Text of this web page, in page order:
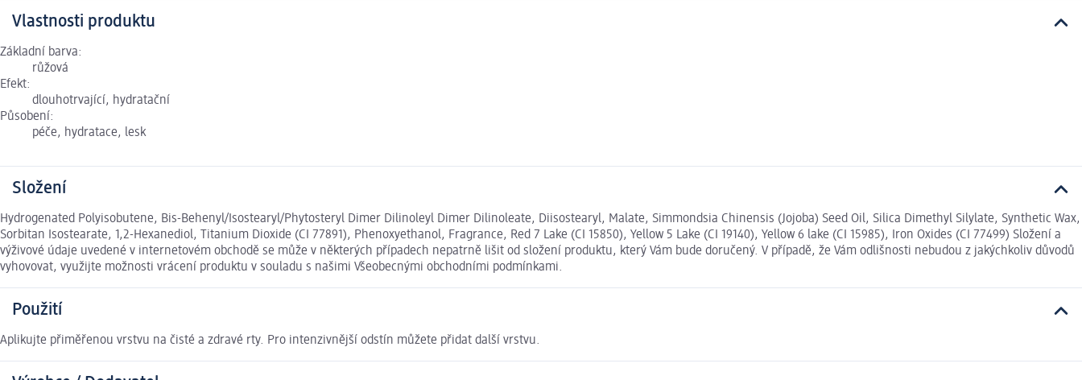
Vlastnosti produktu
Základní barva:
růžová
Efekt:
dlouhotrvající, hydratační
Působení:
péče, hydratace, lesk
Složení
Hydrogenated Polyisobutene, Bis-Behenyl/Isostearyl/Phytosteryl Dimer Dilinoleyl Dimer Dilinoleate, Diisostearyl, Malate, Simmondsia Chinensis (Jojoba) Seed Oil, Silica Dimethyl Silylate, Synthetic Wax,
Sorbitan Isostearate, 1,2-Hexanediol, Titanium Dioxide (CI 77891), Phenoxyethanol, Fragrance, Red 7 Lake (CI 15850), Yellow 5 Lake (CI 19140), Yellow 6 lake (CI 15985), Iron Oxides (CI 77499) Složení a
výživové údaje uvedené v internetovém obchodě se může v některých případech nepatrně lišit od složení produktu, který Vám bude doručený. V případě, že Vám odlišnosti nebudou z jakýchkoliv důvodů
vyhovovat, využijte možnosti vrácení produktu v souladu s našimi Všeobecnými obchodními podmínkami.
Použití
Aplikujte přiměřenou vrstvu na čisté a zdravé rty. Pro intenzivnější odstín můžete přidat další vrstvu.